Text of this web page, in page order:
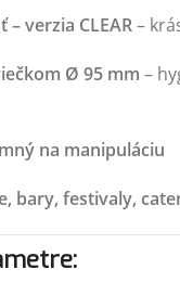
verzia CLEAR–
Ø 95 mm –
na manipuláciu
bary, festivaly,